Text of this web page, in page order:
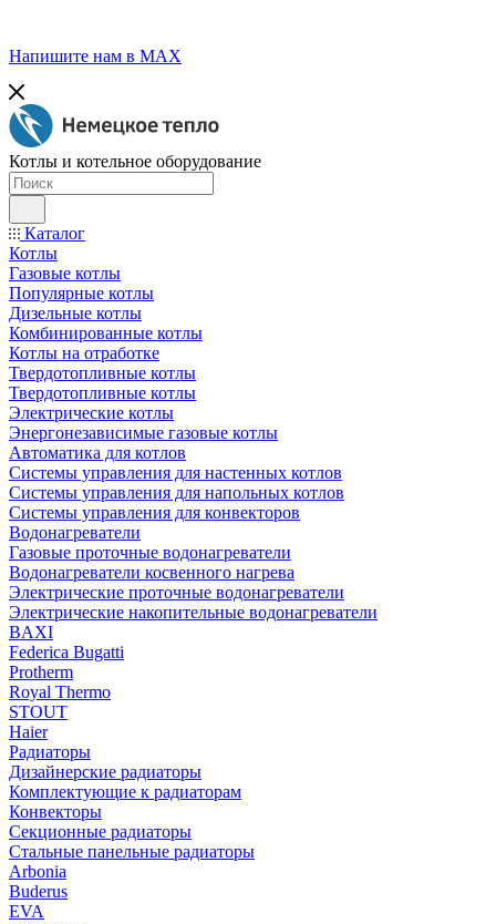
Напишите нам в МАХ
Котлы и котельное оборудование
Каталог
Котлы
Газовые котлы
Популярные котлы
Дизельные котлы
Комбинированные котлы
Котлы на отработке
Твердотопливные котлы
Твердотопливные котлы
Электрические котлы
Энергонезависимые газовые котлы
Автоматика для котлов
Системы управления для настенных котлов
Системы управления для напольных котлов
Системы управления для конвекторов
Водонагреватели
Газовые проточные водонагреватели
Водонагреватели косвенного нагрева
Электрические проточные водонагреватели
Электрические накопительные водонагреватели
BAXI
Federica Bugatti
Protherm
Royal Thermo
STOUT
Haier
Радиаторы
Дизайнерские радиаторы
Комплектующие к радиаторам
Конвекторы
Секционные радиаторы
Стальные панельные радиаторы
Arbonia
Buderus
EVA